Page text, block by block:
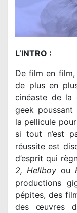
L’INTRO :
De film en
de plus en
cinéaste de la
geek
la pellicule
si tout n’est
réussite est
d’esprit qui
2, Hellboy ou
productions
pépites, des
des œuvres